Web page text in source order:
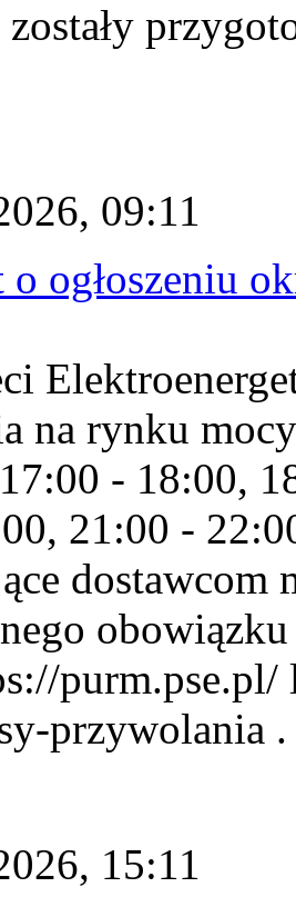
09:11
ogłoszeniu
na rynku
- 18:00,
21:00 -
dostawcom
przywolania
15:11